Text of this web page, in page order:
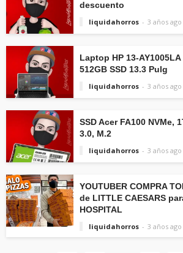
descuento
liquidahorros
3 años ago
Laptop HP 13-
512GB SSD 13.3 Pulg
liquidahorros
3 años ago
SSD Acer FA100 NVMe,
3.0, M.2
liquidahorros
3 años ago
YOUTUBER COMPRA
de LITTLE CAESARS
HOSPITAL
liquidahorros
3 años ago